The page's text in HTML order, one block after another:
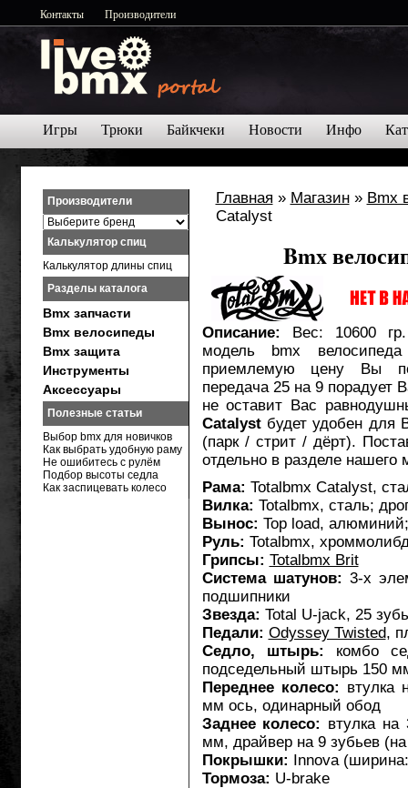
Контакты Производители
Игры Трюки Байкчеки Новости Инфо
Главная » Магазин» Bmx
Catalyst
Bmx
Описание: Вес: 10600
модель bmx
приемлемую цену Вы
передача 25 на 9 порадует
не оставит Вас
Catalystбудет удобен для
(парк / стрит / дёрт).
отдельно в разделе нашего
Рама: Totalbmx Catalyst,
Вилка: Totalbmx, сталь;
Вынос: Top load,
Руль: Totalbmx,
Грипсы: Totalbmx Brit
Система шатунов: 3-х
подшипники
Звезда: Total U-jack, 25
Педали: Odyssey Twisted,
Седло, штырь: комбо
подседельный штырь 150
Переднее колесо: втулка
мм ось, одинарный обод
Заднее колесо: втулка
мм, драйвер на 9 зубьев
Покрышки: Innova
Тормоза: U-brake
Производители
Калькулятор спиц
Калькулятор длины спиц
Разделы каталога
Bmx запчасти
Bmx велосипеды
Bmx защита
Инструменты
Аксессуары
Полезные статьи
Выбор bmx для новичков
Как выбрать удобную раму
Не ошибитесь с рулём
Подбор высоты седла
Как заспицевать колесо